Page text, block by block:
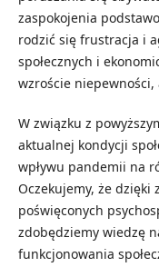
zaspokojenia
rodzić się frustracja i
społecznych i
wzroście
W związku z
aktualnej kondycji
wpływu pandemii na
Oczekujemy, że
poświęconych
zdobędziemy wiedzę
funkcjonowania